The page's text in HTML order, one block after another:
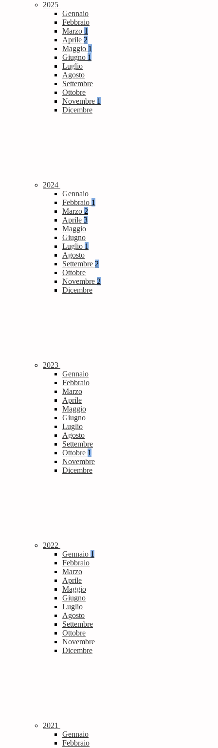
2025
Gennaio
Febbraio
Marzo 1
Aprile 2
Maggio 1
Giugno 1
Luglio
Agosto
Settembre
Ottobre
Novembre 1
Dicembre
2024
Gennaio
Febbraio 1
Marzo 2
Aprile 3
Maggio
Giugno
Luglio 1
Agosto
Settembre 2
Ottobre
Novembre 2
Dicembre
2023
Gennaio
Febbraio
Marzo
Aprile
Maggio
Giugno
Luglio
Agosto
Settembre
Ottobre 1
Novembre
Dicembre
2022
Gennaio 1
Febbraio
Marzo
Aprile
Maggio
Giugno
Luglio
Agosto
Settembre
Ottobre
Novembre
Dicembre
2021
Gennaio
Febbraio